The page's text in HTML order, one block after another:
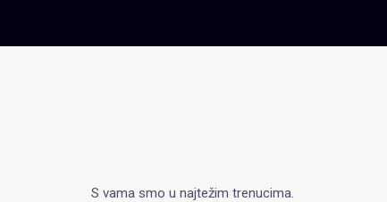
S vama smo u najtežim trenucima.